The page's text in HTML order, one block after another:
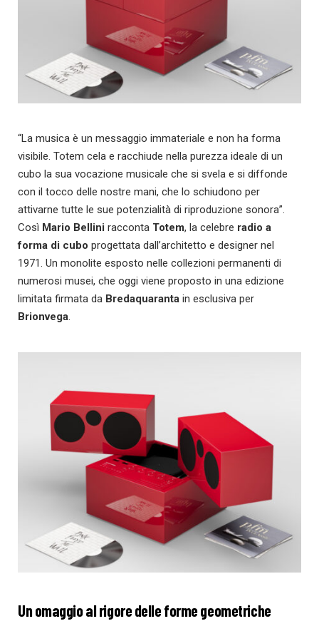
“La musica è un messaggio immateriale e non ha forma
visibile. Totem cela e racchiude nella purezza ideale di un
cubo la sua vocazione musicale che si svela e si diffonde
con il tocco delle nostre mani, che lo schiudono per
attivarne tutte le sue potenzialità di riproduzione sonora”.
Così Mario Bellini racconta Totem, la celebre radio a
forma di cubo progettata dall’architetto e designer nel
1971. Un monolite esposto nelle collezioni permanenti di
numerosi musei, che oggi viene proposto in una edizione
limitata firmata da Bredaquaranta in esclusiva per
Brionvega
Un omaggio al rigore delle forme geometriche